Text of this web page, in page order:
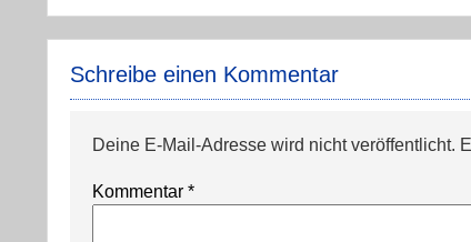
Schreibe einen Kommentar
Deine E-Mail-Adresse wird nicht veröffentlicht.
Kommentar *